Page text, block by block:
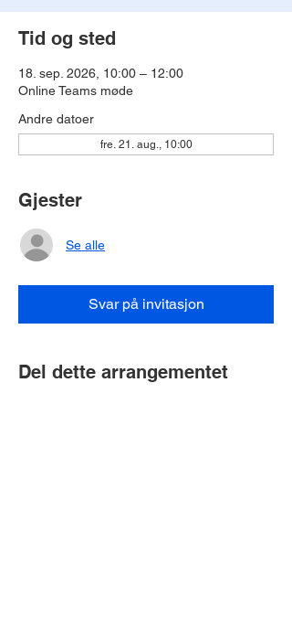
Tid og sted
18. sep. 2026, 10:00 – 12:00
Online Teams møde
Andre datoer
fre. 21. aug., 10:00
Gjester
Se alle
Svar på invitasjon
Del dette arrangementet